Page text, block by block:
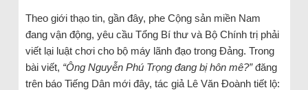
Theo giới thạo tin, gần đây, phe Cộng sản miền Nam
đang vận động, yêu cầu Tổng Bí thư và Bộ Chính trị phải
viết lại luật chơi cho bộ máy lãnh đạo trong Đảng. Trong
bài viết, “Ông Nguyễn Phú Trọng đang bị hôn mê?”đăng
trên báo Tiếng Dân mới đây, tác giả Lê Văn Đoành tiết lộ: